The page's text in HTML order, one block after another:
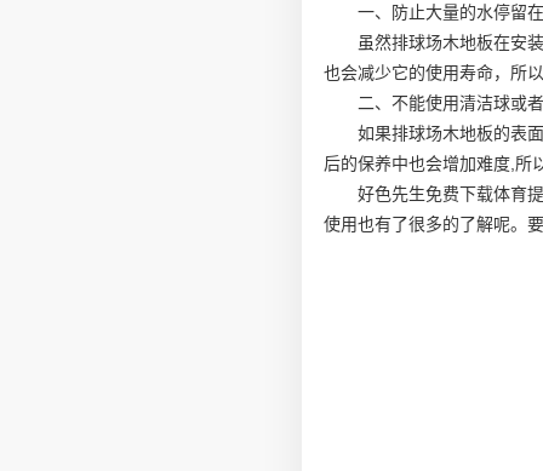
一、防止大量的水停留
虽然排球场木地板在安
也会减少它的使用寿命，所
二、不能使用清洁球或
如果排球场木地板的表
后的保养中也会增加难度,所
好色先生免费下载体育
使用也有了很多的了解呢。